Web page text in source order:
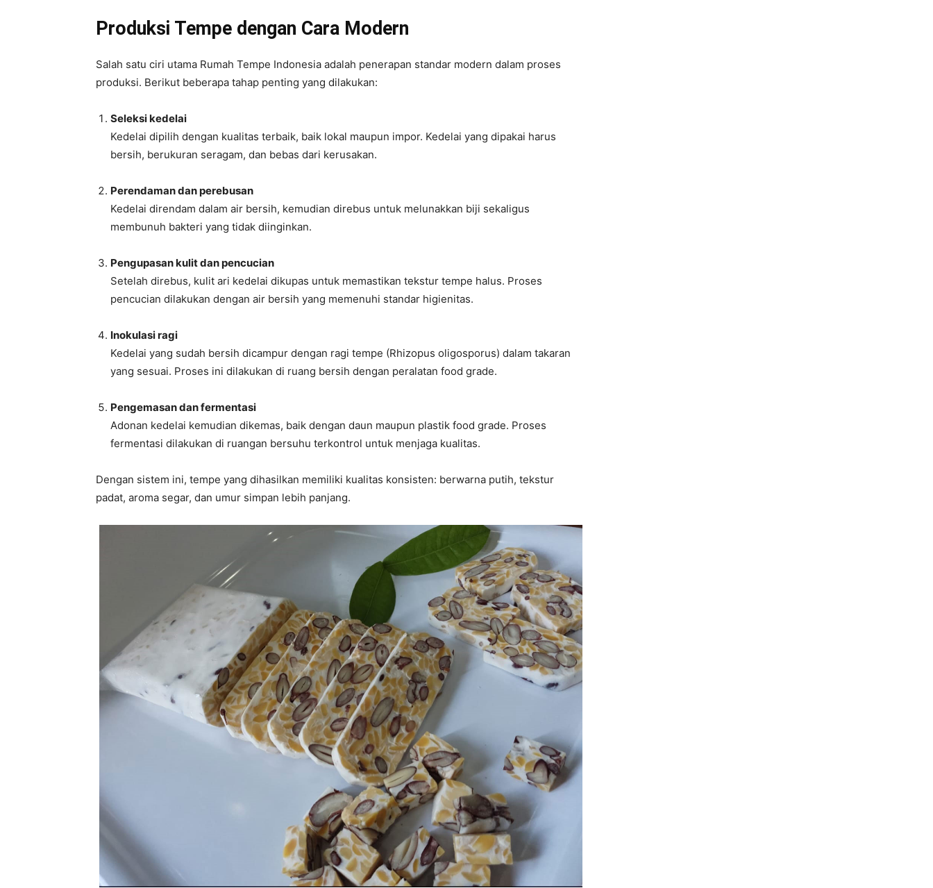
Produksi Tempe dengan Cara Modern
Salah satu ciri utama Rumah Tempe Indonesia adalah penerapan standar modern dalam proses
produksi. Berikut beberapa tahap penting yang dilakukan:
Seleksi kedelai
Kedelai dipilih dengan kualitas terbaik, baik lokal maupun impor. Kedelai yang dipakai harus
bersih, berukuran seragam, dan bebas dari kerusakan.
Perendaman dan perebusan
Kedelai direndam dalam air bersih, kemudian direbus untuk melunakkan biji sekaligus
membunuh bakteri yang tidak diinginkan.
Pengupasan kulit dan pencucian
Setelah direbus, kulit ari kedelai dikupas untuk memastikan tekstur tempe halus. Proses
pencucian dilakukan dengan air bersih yang memenuhi standar higienitas.
Inokulasi ragi
Kedelai yang sudah bersih dicampur dengan ragi tempe (Rhizopus oligosporus) dalam takaran
yang sesuai. Proses ini dilakukan di ruang bersih dengan peralatan food grade.
Pengemasan dan fermentasi
Adonan kedelai kemudian dikemas, baik dengan daun maupun plastik food grade. Proses
fermentasi dilakukan di ruangan bersuhu terkontrol untuk menjaga kualitas.
Dengan sistem ini, tempe yang dihasilkan memiliki kualitas konsisten: berwarna putih, tekstur
padat, aroma segar, dan umur simpan lebih panjang.